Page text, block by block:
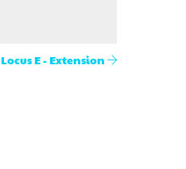
Locus E - Extension